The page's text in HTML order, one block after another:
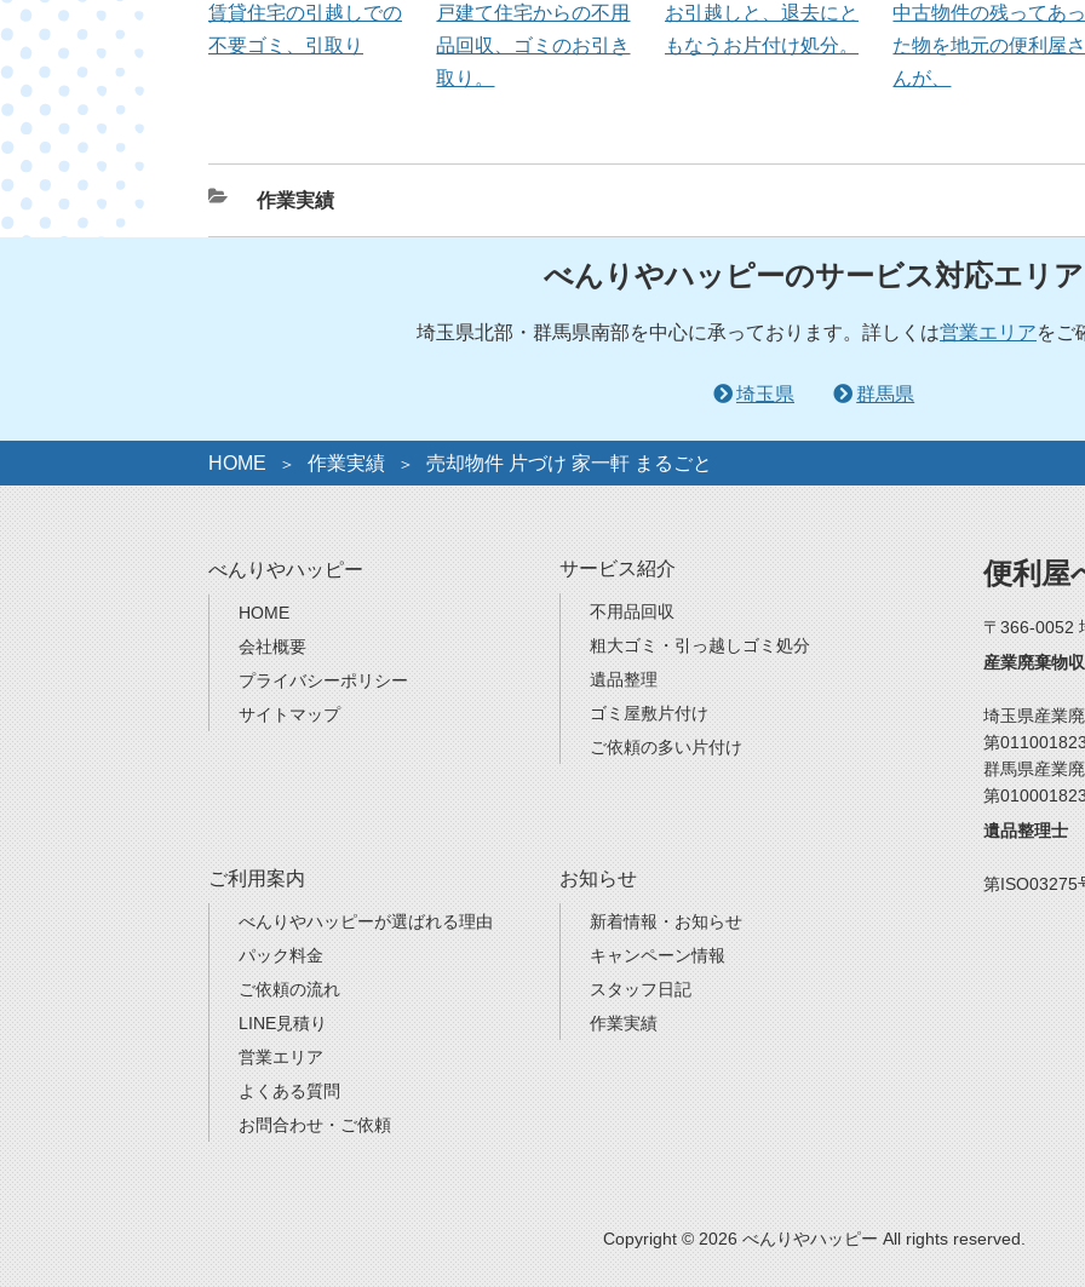
賃貸住宅の引越しでの
不要ゴミ、引取り
戸建て住宅からの不用
品回収、ゴミのお引き
取り。
お引越しと、退去にと
もなうお片付け処分。
中古物件の残ってあ
た物を地元の便利屋
んが、
カ
テ
作業実績
べんりやハッピーのサービス対応エリア
埼玉県北部・群馬県南部を中心に承っております。詳しくは営業エリアをご
埼玉県 群馬県
HOME 作業実績 売却物件 片づけ 家一軒 まるごと
べんりやハッピー
HOME
会社概要
プライバシーポリシー
サイトマップ
サービス紹介
不用品回収
粗大ゴミ・引っ越しゴミ処分
遺品整理
ゴミ屋敷片付け
ご依頼の多い片付け
ご利用案内
べんりやハッピーが選ばれる理由
パック料金
ご依頼の流れ
LINE見積り
営業エリア
よくある質問
お問合わせ・ご依頼
お知らせ
新着情報・お知らせ
キャンペーン情報
スタッフ日記
作業実績
便利屋
〒366-0052
産業廃棄物
埼玉県産業
第
群馬県産業
第
遺品整理士
第ISO03275
Copyright © 2026 べんりやハッピー All rights reserved.